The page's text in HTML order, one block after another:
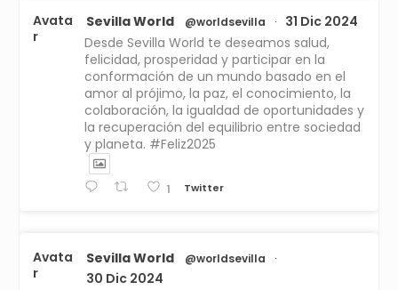
Avata
r
Sevilla World @worldsevilla ·
31 Dic 2024
Desde Sevilla World te deseamos salud,
felicidad, prosperidad y participar en la
conformación de un mundo basado en el
amor al prójimo, la paz, el conocimiento, la
colaboración, la igualdad de oportunidades y
la recuperación del equilibrio entre sociedad
y planeta. #Feliz2025
1 Twitter
Avata
r
Sevilla World @worldsevilla ·
30 Dic 2024